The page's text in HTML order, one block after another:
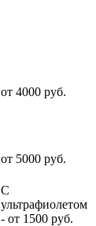
от 4000 руб.
от 5000 руб.
С
ультрафиолетом
- от 1500 руб.